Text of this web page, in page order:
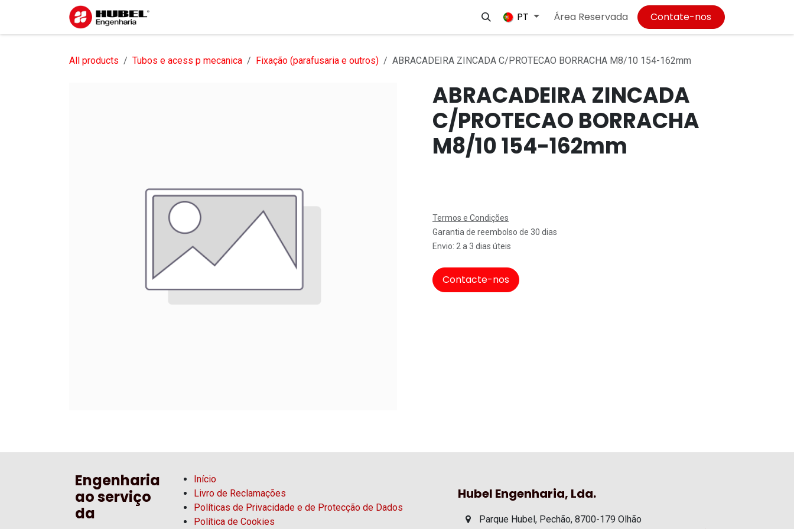
Pular para o conteúdo
Empregos
PT Área Reservada Contate-nos
All products Tubos e acess p mecanica Fixação (parafusaria e outros) ABRACADEIRA ZINCADA C/PROTECAO BORRACHA M8/10 154-162mm
ABRACADEIRA ZINCADA
C/PROTECAO BORRACHA
M8/10 154-162mm
Termos e Condições
Garantia de reembolso de 30 dias
Envio: 2 a 3 dias úteis
Contacte-nos
Hubel Engenharia, Lda.
Parque Hubel, Pechão, 8700-179 Olhão
Engenharia
ao serviço
da
Início
Livro de Reclamações
Políticas de Privacidade e de Protecção de Dados
Política de Cookies